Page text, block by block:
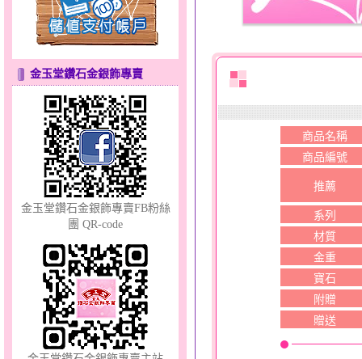
聽見愛～男金鋼手鍊
鎖愛情話～蠟線銀鋼手鍊
金玉堂鑽石金銀飾專賣
金玉堂鑽石金銀飾專賣FB粉絲
團 QR-code
商品名稱
商品編號
推薦
系列
材質
金重
寶石
附贈
贈送